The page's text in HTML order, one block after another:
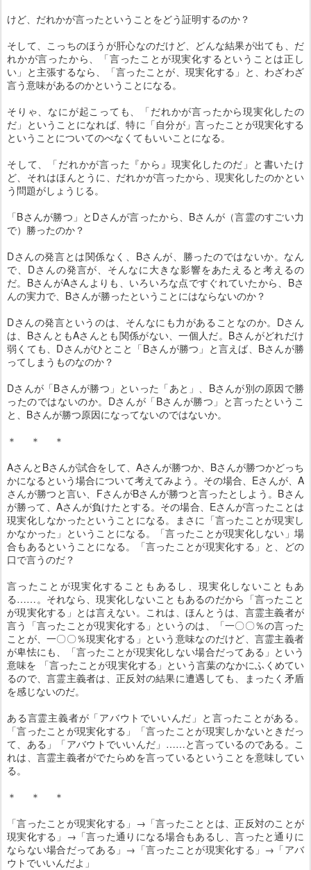
けど、だれかが言ったということをどう証明するのか？
そして、こっちのほうが肝心なのだけど、どんな結果が出ても、だ
れかが言ったから、「言ったことが現実化するということは正し
い」と主張するなら、「言ったことが、現実化する」と、わざわざ
言う意味があるのかということになる。
そりゃ、なにが起こっても、「だれかが言ったから現実化したの
だ」ということになれば、特に「自分が」言ったことが現実化する
ということについてのべなくてもいいことになる。
そして、「だれかが言った『から』現実化したのだ」と書いたけ
ど、それはほんとうに、だれかが言ったから、現実化したのかとい
う問題がしょうじる。
「Bさんが勝つ」とDさんが言ったから、Bさんが（言霊のすごい力
で）勝ったのか？
Dさんの発言とは関係なく、Bさんが、勝ったのではないか。なん
で、Dさんの発言が、そんなに大きな影響をあたえると考えるの
だ。BさんがAさんよりも、いろいろな点ですぐれていたから、Bさ
んの実力で、Bさんが勝ったということにはならないのか？
Dさんの発言というのは、そんなにも力があることなのか。Dさん
は、BさんともAさんとも関係がない、一個人だ。Bさんがどれだけ
弱くても、Dさんがひとこと「Bさんが勝つ」と言えば、Bさんが勝
ってしまうものなのか？
Dさんが「Bさんが勝つ」といった「あと」、Bさんが別の原因で勝
ったのではないのか。Dさんが「Bさんが勝つ」と言ったというこ
と、Bさんが勝つ原因になってないのではないか。
＊ ＊ ＊
AさんとBさんが試合をして、Aさんが勝つか、Bさんが勝つかどっち
かになるという場合について考えてみよう。その場合、Eさんが、A
さんが勝つと言い、FさんがBさんが勝つと言ったとしよう。Bさん
が勝って、Aさんが負けたとする。その場合、Eさんが言ったことは
現実化しなかったということになる。まさに「言ったことが現実し
かなかった」ということになる。「言ったことが現実化しない」場
合もあるということになる。「言ったことが現実化する」と、どの
口で言うのだ？
言ったことが現実化することもあるし、現実化しないこともあ
る……。それなら、現実化しないこともあるのだから「言ったこと
が現実化する」とは言えない。これは、ほんとうは、言霊主義者が
言う「言ったことが現実化する」というのは、「一〇〇％の言った
ことが、一〇〇％現実化する」という意味なのだけど、言霊主義者
が卑怯にも、「言ったことが現実化しない場合だってある」という
意味を 「言ったことが現実化する」という言葉のなかにふくめてい
るので、言霊主義者は、正反対の結果に遭遇しても、まったく矛盾
を感じないのだ。
ある言霊主義者が「アバウトでいいんだ」と言ったことがある。
「言ったことが現実化する」「言ったことが現実しかないときだっ
て、ある」「アバウトでいいんだ」……と言っているのである。こ
れは、言霊主義者がでたらめを言っているということを意味してい
る。
＊ ＊ ＊
「言ったことが現実化する」→「言ったこととは、正反対のことが
現実化する」→「言った通りになる場合もあるし、言ったと通りに
ならない場合だってある」→「言ったことが現実化する」→「アバ
ウトでいいんだよ」